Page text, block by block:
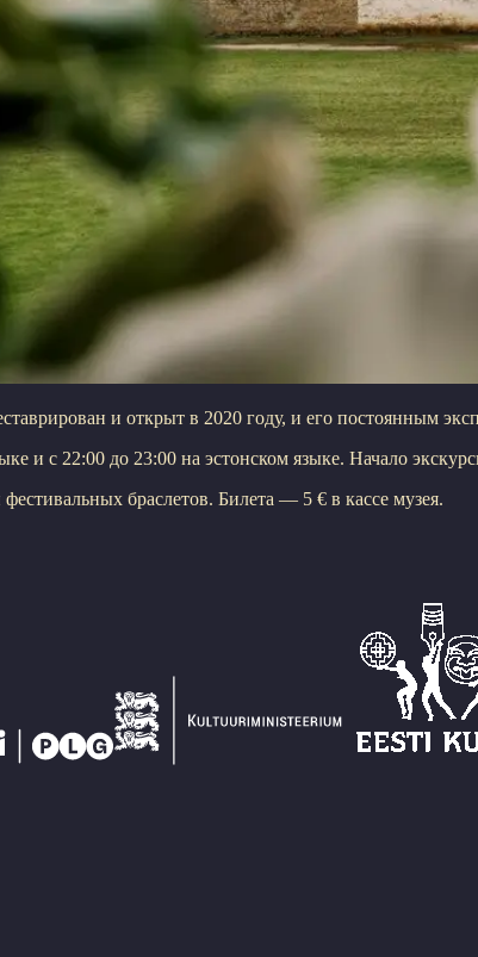
и открыт в 2020 году, и его постоянным
и с 22:00 до 23:00 на эстонском языке. Начало
браслетов. Билета — 5 € в кассе музея.